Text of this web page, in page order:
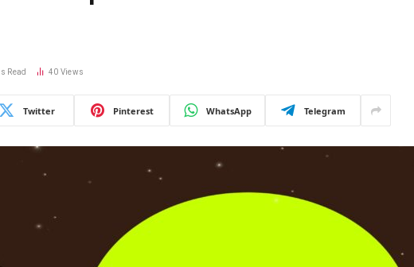
Read 40 Views
Twitter Pinterest WhatsApp Telegram